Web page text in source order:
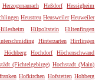
Herzogenaurach Heßdorf
Hessigheim
Heustreu Heusweiler Heuweiler
Hilpoltstein
Hiltenfingen
Hinterzarten
Hirrlingen
Höchberg Hochdorf
Höchenschwand
(Fichtelgebirge) Hochstadt (Main)
Hofkirchen Hofstetten Hohberg